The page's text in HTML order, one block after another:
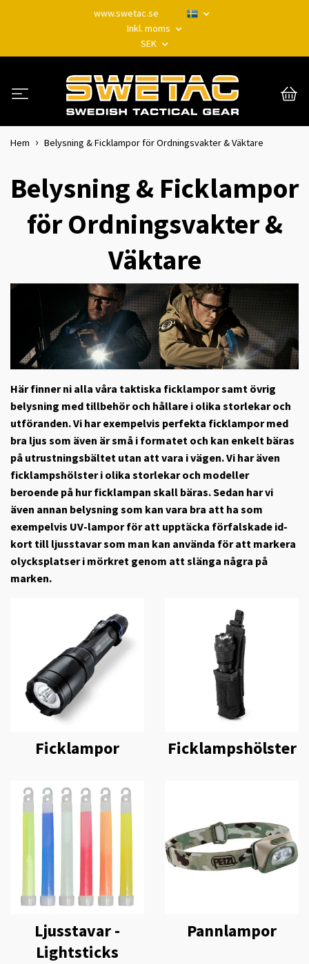
www.swetac.se
Inkl. moms
SEK
Hem Belysning & Ficklampor för Ordningsvakter & Väktare
Belysning & Ficklampor
för Ordningsvakter &
Väktare
Här finner ni alla våra taktiska ficklampor samt övrig
belysning med tillbehör och hållare i olika storlekar och
utföranden. Vi har exempelvis perfekta ficklampor med
bra ljus som även är små i formatet och kan enkelt bäras
på utrustningsbältet utan att vara i vägen. Vi har även
ficklampshölster i olika storlekar och modeller
beroende på hur ficklampan skall bäras. Sedan har vi
även annan belysning som kan vara bra att ha som
exempelvis UV-lampor för att upptäcka förfalskade id-
kort till ljusstavar som man kan använda för att markera
olycksplatser i mörkret genom att slänga några på
marken.
Ficklampor Ficklampshölster
Ljusstavar -
Lightsticks
Pannlampor